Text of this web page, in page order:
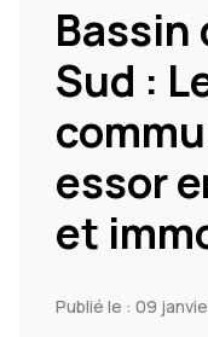
Bassin
Sud :
essor
et
Publié le : 09